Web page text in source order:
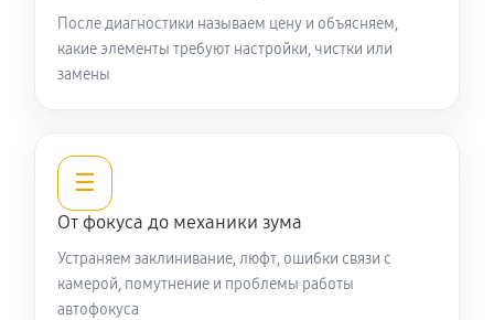
Замена светофильтра объектива Nikon 200-400mm
f/4G ED-IF AF-S VR Zoom-Nikkor
После диагностики называем цену и объясняем,
какие элементы требуют настройки, чистки или
замены
☰
От фокуса до механики зума
Устраняем заклинивание, люфт, ошибки связи с
камерой, помутнение и проблемы работы
автофокуса